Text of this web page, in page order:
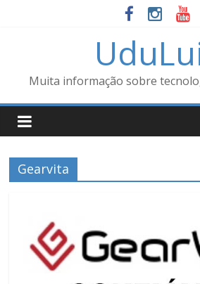
Muita informação sobre
Gearvita